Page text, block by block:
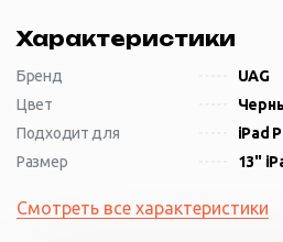
Характеристики
Бренд
UAG
Цвет
Подходит для
iPad
Размер
13"
Смотреть все характеристики